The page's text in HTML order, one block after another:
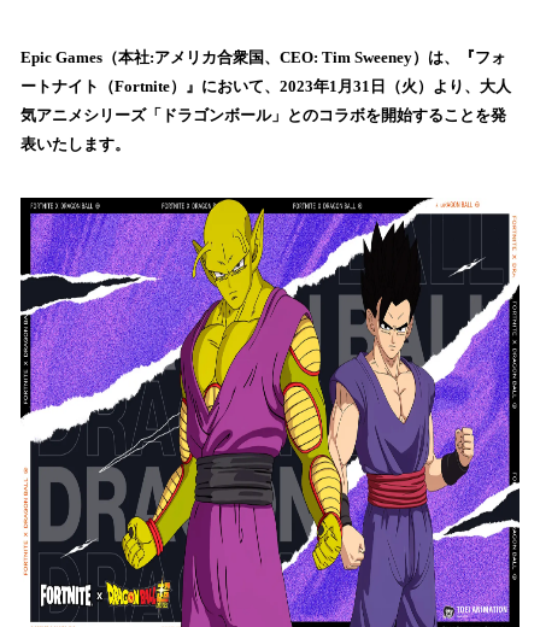
！
数
を
読
み
中
で
Epic Games（本社:アメリカ合衆国、CEO: Tim Sweeney）は、『フォ
ートナイト（Fortnite）』において、2023年1月31日（火）より、大人
気アニメシリーズ「ドラゴンボール」とのコラボを開始することを発
表いたします。